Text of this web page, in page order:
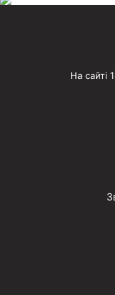
На сайті